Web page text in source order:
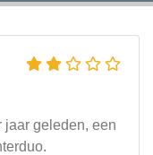
jaar geleden, een